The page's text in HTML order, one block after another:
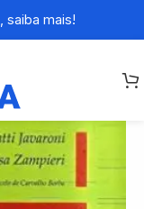
saiba mais!